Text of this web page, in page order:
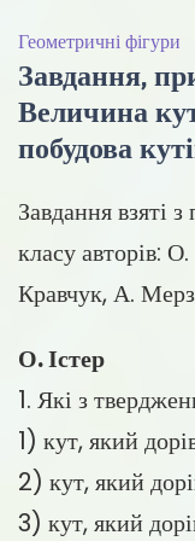
Геометричні фігури
Завдання,
Величина
побудова
Завдання взяті
класу авторів:
Кравчук, А.
О. Істер
1. Які з
1) кут, який
2) кут, який
3) кут, який